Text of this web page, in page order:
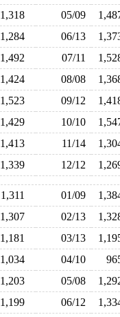
1,318 05/09
1,284 06/13
1,492 07/11
1,424 08/08
1,523 09/12
1,429 10/10
1,413 11/14
1,339 12/12
1,311 01/09
1,307 02/13
1,181 03/13
1,034 04/10
1,203 05/08
1,199 06/12